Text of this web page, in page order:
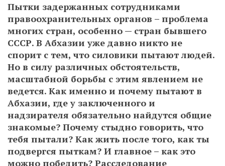
Пытки задержанных сотрудниками
правоохранительных органов – проблема
многих стран, особенно — стран бывшего
СССР. В Абхазии уже давно никто не
спорит с тем, что силовики пытают людей.
Но в силу различных обстоятельств,
масштабной борьбы с этим явлением не
ведется. Как именно и почему пытают в
Абхазии, где у заключенного и
надзирателя обязательно найдутся общие
знакомые? Почему стыдно говорить, что
тебя пытали? Как жить после того, как ты
подвергся пыткам? И главное – как это
можно победить? Расследование